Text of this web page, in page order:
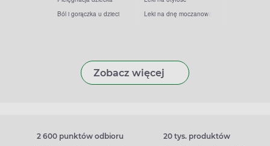
Ból i gorączka u dzieci
Leki na dnę moczanową
Zobacz więcej
2 600 punktów odbioru 20 tys. produktów